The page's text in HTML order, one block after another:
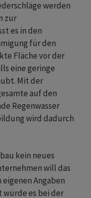
werden
zur
es in den
für den
Fläche vor der
eine geringe
Mit der
auf den
Regenwasser
wird dadurch
kein neues
will das
Angaben
es bei der